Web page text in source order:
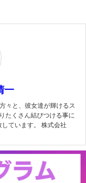
一
々と、彼女達が輝けるス
たくさん結びつける事に
ています。 株式会社